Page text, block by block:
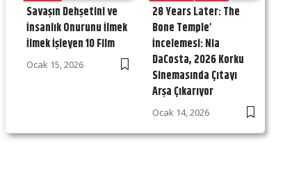
Savaşın Dehşetini ve
İnsanlık Onurunu İlmek
İlmek İşleyen 10 Film
Ocak 15, 2026
28 Years Later: The
Bone Temple’
İncelemesi: Nia
DaCosta, 2026 Korku
Sinemasında Çıtayı
Arşa Çıkarıyor
Ocak 14, 2026